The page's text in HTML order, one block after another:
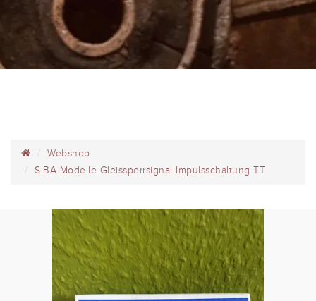
Webshop
SIBA Modelle Gleissperrsignal Impulsschaltung TT